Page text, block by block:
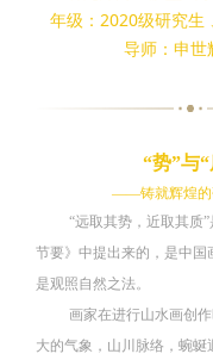
年级：2020级研究生
导师：申世
“势”与
——铸就辉煌的
“远取其势 ， 近取其质
节要》 中提出来的 ， 是中国
是观照自然之法。
画家在进行山水画创
大的气象， 山川脉络 ， 蜿蜒